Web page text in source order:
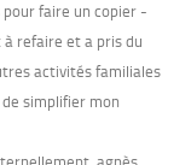
pour faire un copier -
refaire et a pris du
activités familiales
simplifier mon